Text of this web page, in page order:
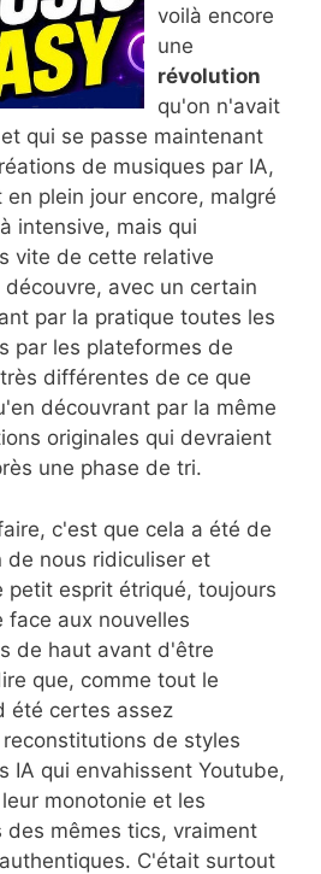
voilà encore
une
révolution
qu'on n'avait
qui se passe maintenant
de musiques par IA,
plein jour encore, malgré
intensive, mais qui
vite de cette relative
avec un certain
par la pratique toutes les
par les plateformes de
différentes de ce que
découvrant par la même
originales qui devraient
une phase de tri.
c'est que cela a été de
de nous ridiculiser et
petit esprit étriqué, toujours
face aux nouvelles
de haut avant d'être
que, comme tout le
été certes assez
de styles
IA qui envahissent Youtube,
monotonie et les
des mêmes tics, vraiment
C'était surtout